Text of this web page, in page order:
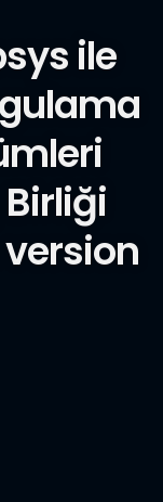
ile
version